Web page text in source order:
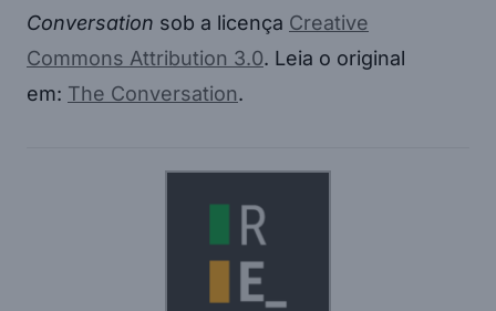
Conversation sob a licença Creative
Commons Attribution 3.0. Leia o original
em: The Conversation.